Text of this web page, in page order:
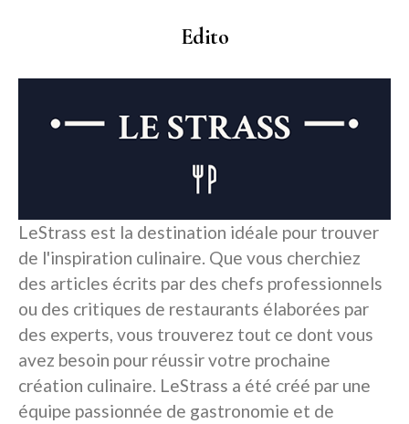
Edito
LeStrass est la destination idéale pour trouver
de l'inspiration culinaire. Que vous cherchiez
des articles écrits par des chefs professionnels
ou des critiques de restaurants élaborées par
des experts, vous trouverez tout ce dont vous
avez besoin pour réussir votre prochaine
création culinaire. LeStrass a été créé par une
équipe passionnée de gastronomie et de